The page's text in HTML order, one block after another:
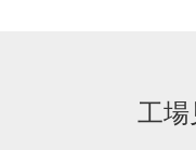
工場